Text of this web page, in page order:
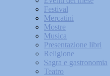
Festival
Mercatini
Mostre
Musica
Presentazione libri
Religione
Sagra e gastronomia
Teatro